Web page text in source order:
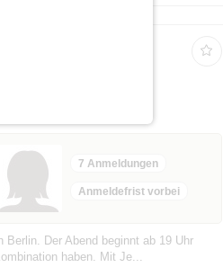
7 Anmeldungen
Anmeldefrist vorbei
Der Abend beginnt ab 19 Uhr
haben. Mit Je...